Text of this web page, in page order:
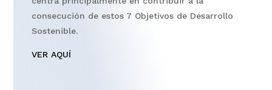
consecución de estos 7 Objetivos de Desarrollo
Sostenible.
VER AQUÍ